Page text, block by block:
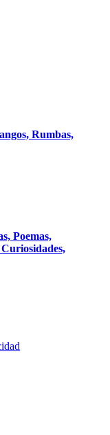
Rumbas,
Poemas,